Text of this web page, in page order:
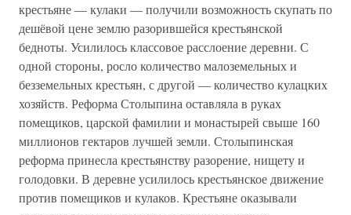
крестьяне — кулаки — получили возможность скупать по
дешёвой цене землю разорившейся крестьянской
бедноты. Усилилось классовое расслоение деревни. С
одной стороны, росло количество малоземельных и
безземельных крестьян, с другой — количество кулацких
хозяйств. Реформа Столыпина оставляла в руках
помещиков, царской фамилии и монастырей свыше 160
миллионов гектаров лучшей земли. Столыпинская
реформа принесла крестьянству разорение, нищету и
голодовки. В деревне усилилось крестьянское движение
против помещиков и кулаков. Крестьяне оказывали